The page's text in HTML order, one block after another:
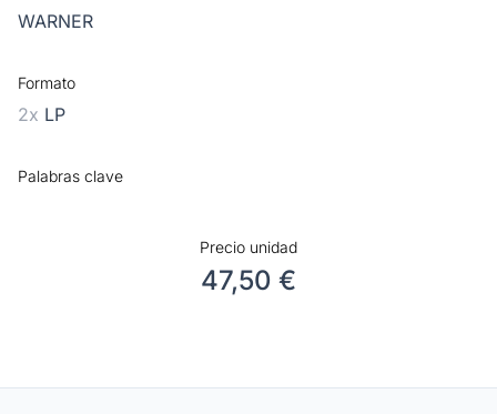
WARNER
Formato
2x LP
Palabras clave
Precio unidad
47,50 €